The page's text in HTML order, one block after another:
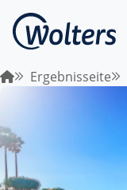
Ergebnisseite